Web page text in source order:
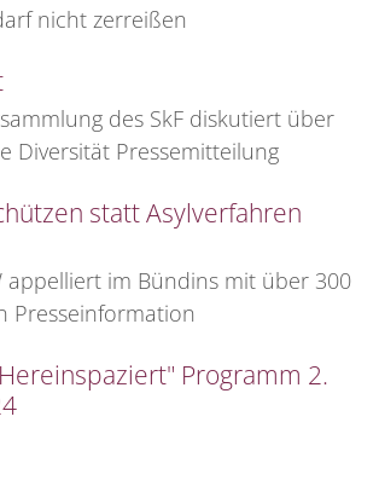
nicht zerreißen
des SkF diskutiert über
Diversität Pressemitteilung
statt Asylverfahren
appelliert im Bündins mit über 300
Presseinformation
Programm 2.